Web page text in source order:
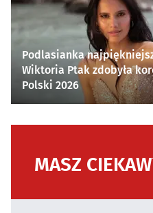
Podlasianka
Wiktoria Ptak zdobyła
Polski 2026
MASZ